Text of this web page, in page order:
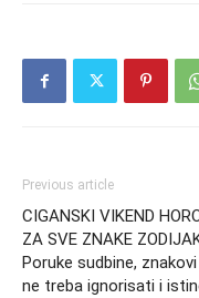
Previous article
CIGANSKI VIKEND
ZA SVE ZNAKE
Poruke sudbine,
ne treba ignorisati i